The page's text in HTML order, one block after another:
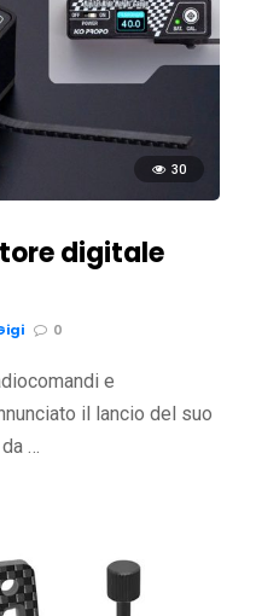
30
digitale
0
e
il lancio del suo
…